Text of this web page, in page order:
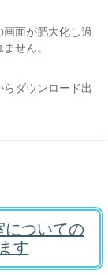
面が肥大化し過
せん。
ダウンロード出
についての
す